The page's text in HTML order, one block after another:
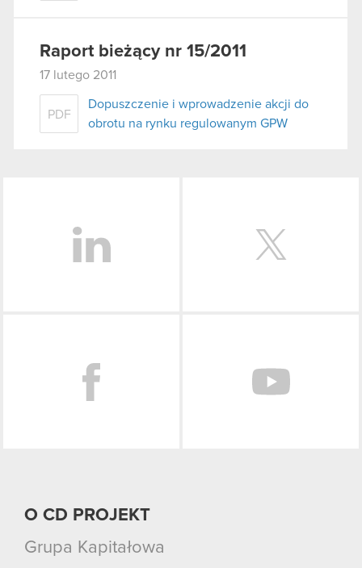
Raport bieżący nr 15/2011
17 lutego 2011
PDF
Dopuszczenie i wprowadzenie akcji do
obrotu na rynku regulowanym GPW
O CD PROJEKT
Grupa Kapitałowa